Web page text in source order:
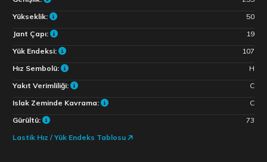
Yükseklik:
50
Jant Çapı:
19
Yük Endeksi:
107
Hız Sembolü:
H
Yakıt Verimliliği:
C
Islak Zeminde Kavrama:
C
Gürültü:
73
Lastik Hız / Yük Endeks Tablosu